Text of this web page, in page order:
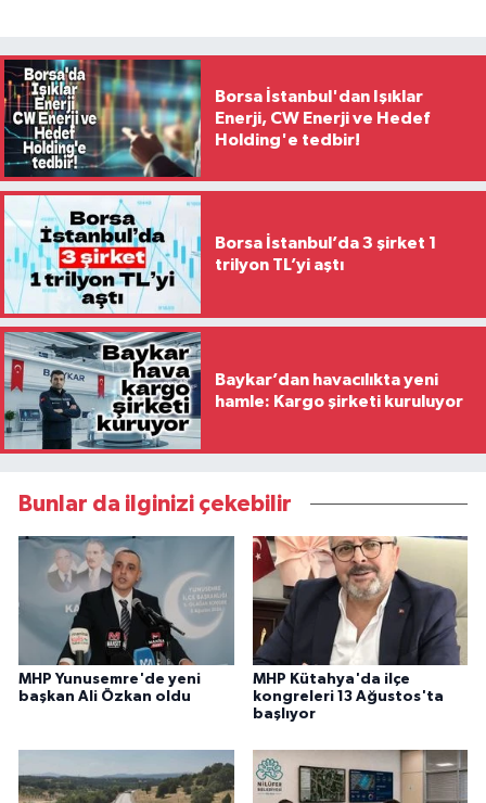
Borsa İstanbul'dan Işıklar
Enerji, CW Enerji ve Hedef
Holding'e tedbir!
Borsa İstanbul’da 3 şirket 1
trilyon TL’yi aştı
Baykar’dan havacılıkta yeni
hamle: Kargo şirketi kuruluyor
Bunlar da ilginizi çekebilir
MHP Yunusemre'de yeni
başkan Ali Özkan oldu
MHP Kütahya'da ilçe
kongreleri 13 Ağustos'ta
başlıyor